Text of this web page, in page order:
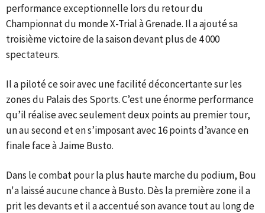
performance exceptionnelle lors du retour du
Championnat du monde X-Trial à Grenade. Il a ajouté sa
troisième victoire de la saison devant plus de 4 000
spectateurs.
Il a piloté ce soir avec une facilité déconcertante sur les
zones du Palais des Sports. C’est une énorme performance
qu’il réalise avec seulement deux points au premier tour,
un au second et en s’imposant avec 16 points d’avance en
finale face à Jaime Busto.
Dans le combat pour la plus haute marche du podium, Bou
n'a laissé aucune chance à Busto. Dès la première zone il a
prit les devants et il a accentué son avance tout au long de